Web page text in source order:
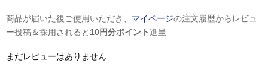
商品が届いた後ご使用いただき、 マイページの注文履歴からレビュ
ー投稿＆採用されると 10円分ポイント進呈
まだレビューはありません